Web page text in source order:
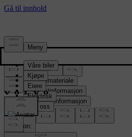
Presserom
Pressemateriale
Produktinformasjon
Selskapsinformasjon
Mediekontakter
location:
NO